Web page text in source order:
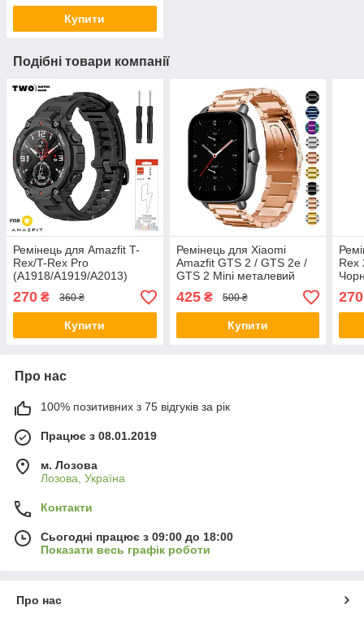
Купити
Подібні товари компанії
Ремінець для Amazfit T-
Rex/T-Rex Pro
(A1918/A1919/A2013)
270 ₴ 360 ₴
Купити
Ремінець для Xiaomi
Amazfit GTS 2 / GTS 2e /
GTS 2 Mini металевий
425₴ 500 ₴
Купити
Rex
270
Про нас
100% позитивних з 75 відгуків за рік
Працює з 08.01.2019
м. Лозова
Лозова, Україна
Контакти
Сьогодні працює з 09:00 до 18:00
Показати весь графік роботи
Про нас